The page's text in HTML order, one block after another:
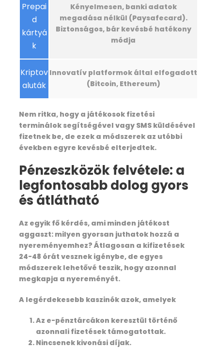
Prepai
d
kártyá
k
Kényelmesen, banki adatok
megadása nélkül (Paysafecard).
Biztonságos, bár kevésbé hatékony
módja
Kriptov
aluták
Innovatív platformok által elfogadott
(Bitcoin, Ethereum)
Nem ritka, hogy a játékosok fizetési
terminálok segítségével vagy SMS küldésével
fizetnek be, de ezek a módszerek az utóbbi
években egyre kevésbé elterjedtek.
Pénzeszközök felvétele: a
legfontosabb dolog gyors
és átlátható
Az egyik fő kérdés, ami minden játékost
aggaszt: milyen gyorsan juthatok hozzá a
nyereményemhez? Átlagosan a kifizetések
24-48 órát vesznek igénybe, de egyes
módszerek lehetővé teszik, hogy azonnal
megkapja a nyereményét.
A legérdekesebb kaszinók azok, amelyek
Az e-pénztárcákon keresztül történő
azonnali fizetések támogatottak.
Nincsenek kivonási díjak.
Photos